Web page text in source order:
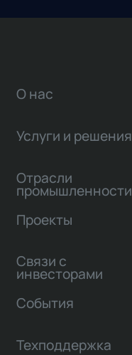
О нас
Услуги и решения
Отрасли
промышленности
Проекты
Связи с
инвесторами
События
Техподдержка